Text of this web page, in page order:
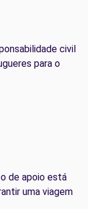
civil
para o
de apoio está
uma viagem